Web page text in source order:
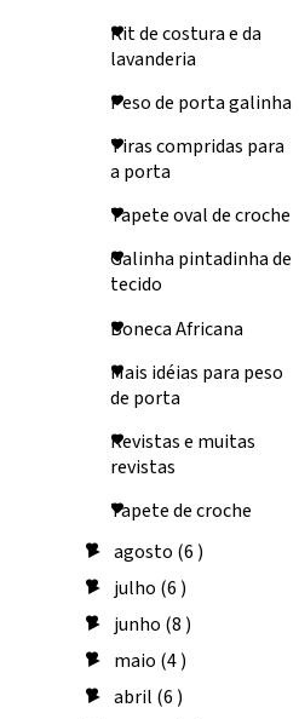
Kit de costura e da
lavanderia
Peso de porta galinha
Tiras compridas para
a porta
Tapete oval de croche
Galinha pintadinha de
tecido
Boneca Africana
Mais idéias para peso
de porta
Revistas e muitas
revistas
Tapete de croche
►agosto (6 )
► julho (6 )
► junho (8 )
► maio (4 )
►abril (6 )